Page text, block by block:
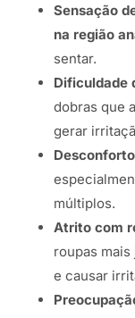
Sensação
na região
sentar.
Dificuldade
dobras que
gerar
múltiplos.
Atrito com
roupas
e causar